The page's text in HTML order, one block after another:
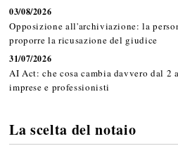
03/08/2026
Opposizione all'archiviazione: la
proporre la ricusazione del giudice
31/07/2026
AI Act: che cosa cambia davvero dal 2
imprese e professionisti
La scelta del notaio